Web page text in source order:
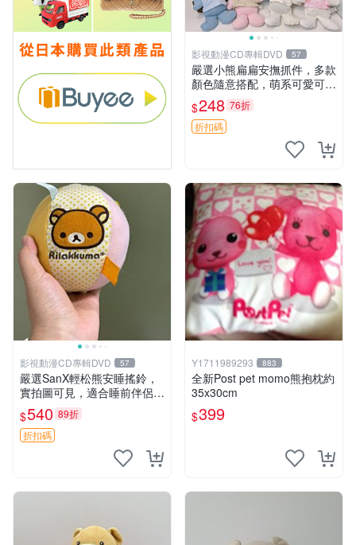
影視動漫CD專輯DVD 57
嚴選小熊扁扁安撫抓件，多款
顏色隨意搭配，萌系可愛可改
掛件 小熊安撫抓件 憶記 抓繩
孩童掛件
$248 76折
折扣碼
影視動漫CD專輯DVD 57
嚴選SanX輕松熊安睡搖鈴，
實拍圖可見，適合睡前伴侶，
Picks安撫好物 0325 懸吊 電
腦
$540 89折
折扣碼
Y1711989293 883
全新Post pet momo熊抱枕約
35x30cm
$399